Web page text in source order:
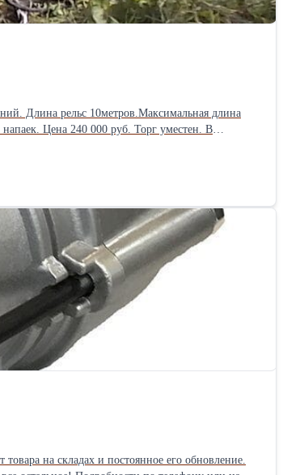
Длина рельс 10метров.Максимальная длина
на складах и постоянное его обновление.